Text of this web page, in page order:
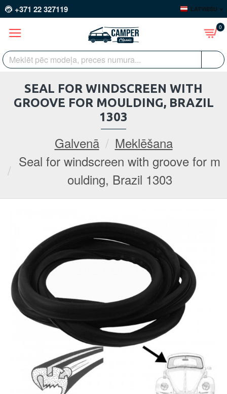
+371 22 327119 LATVIEŠU
0
Galvenā
Meklēšana
Seal for windscreen with groove for m
oulding, Brazil 1303
SEAL FOR WINDSCREEN WITH
GROOVE FOR MOULDING, BRAZIL
1303